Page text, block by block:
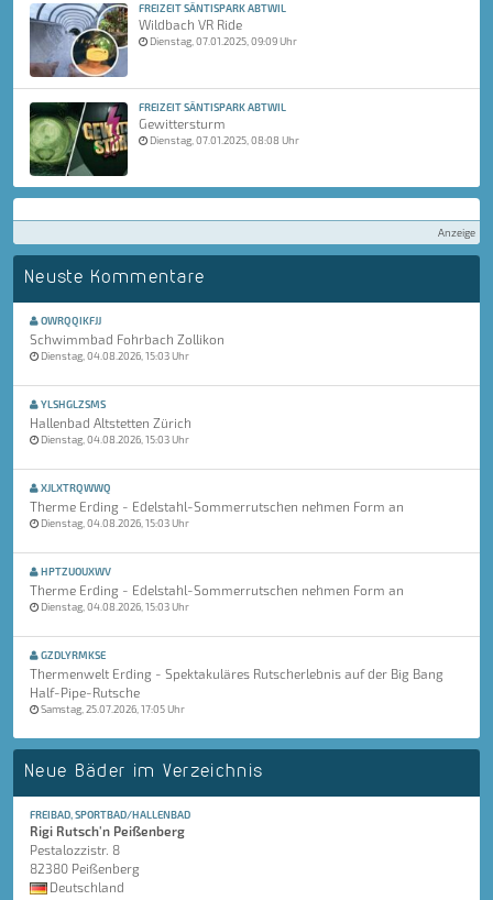
FREIZEIT SÄNTISPARK ABTWIL
Wildbach VR Ride
Dienstag, 07.01.2025, 09:09 Uhr
FREIZEIT SÄNTISPARK ABTWIL
Gewittersturm
Dienstag, 07.01.2025, 08:08 Uhr
Anzeige
Neuste Kommentare
OWRQQIKFJJ
Schwimmbad Fohrbach Zollikon
Dienstag, 04.08.2026, 15:03 Uhr
YLSHGLZSMS
Hallenbad Altstetten Zürich
Dienstag, 04.08.2026, 15:03 Uhr
XJLXTRQWWQ
Therme Erding - Edelstahl-Sommerrutschen nehmen Form an
Dienstag, 04.08.2026, 15:03 Uhr
HPTZUOUXWV
Therme Erding - Edelstahl-Sommerrutschen nehmen Form an
Dienstag, 04.08.2026, 15:03 Uhr
GZDLYRMKSE
Thermenwelt Erding - Spektakuläres Rutscherlebnis auf der Big Bang
Half-Pipe-Rutsche
Samstag, 25.07.2026, 17:05 Uhr
Neue Bäder im Verzeichnis
FREIBAD, SPORTBAD/HALLENBAD
Rigi Rutsch'n Peißenberg
Pestalozzistr. 8
82380 Peißenberg
Deutschland